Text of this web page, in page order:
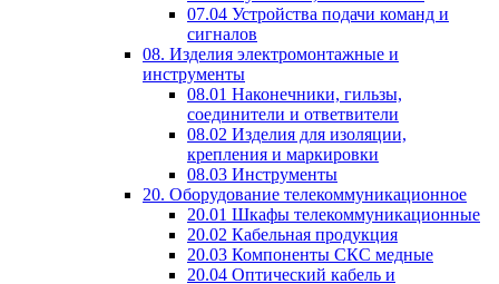
07.04 Устройства подачи команд и
сигналов
08. Изделия электромонтажные и
инструменты
08.01 Наконечники, гильзы,
соединители и ответвители
08.02 Изделия для изоляции,
крепления и маркировки
08.03 Инструменты
20. Оборудование телекоммуникационное
20.01 Шкафы телекоммуникационные
20.02 Кабельная продукция
20.03 Компоненты СКС медные
20.04 Оптический кабель и